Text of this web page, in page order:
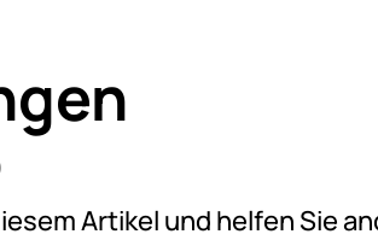
5 (2 Bewertungen)
Artikel und helfen Sie